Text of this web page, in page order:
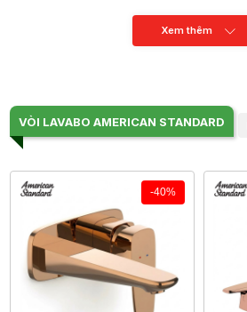
Xem thêm
VÒI LAVABO AMERICAN STANDARD
-40%